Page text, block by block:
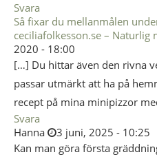
Svara
Så fixar du mellanmålen
ceciliafolkesson.se – Naturlig
2020 - 18:00
[…] Du hittar även den rivna
passar utmärkt att ha på
recept på mina minipizzor
Svara
Hanna
3 juni, 2025 - 10:25
Kan man göra första